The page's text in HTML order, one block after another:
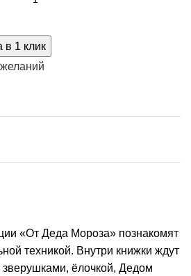
в 1 клик
«От Деда Мороза» познакомят
техникой. Внутри книжки ждут
зверушками, ёлочкой, Дедом